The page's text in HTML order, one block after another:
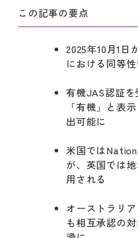
この記事の要点
2025年10月1日
における同等
有機JAS認証
「有機」と表
出可能に
米国では
が、英国では
用される
オーストラリ
も相互承認の